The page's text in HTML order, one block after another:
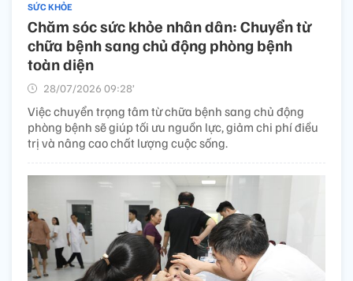
SỨC KHỎE
Chăm sóc sức khỏe nhân dân: Chuyển từ
chữa bệnh sang chủ động phòng bệnh
toàn diện
28/07/2026 09:28’
Việc chuyển trọng tâm từ chữa bệnh sang chủ động
phòng bệnh sẽ giúp tối ưu nguồn lực, giảm chi phí điều
trị và nâng cao chất lượng cuộc sống.